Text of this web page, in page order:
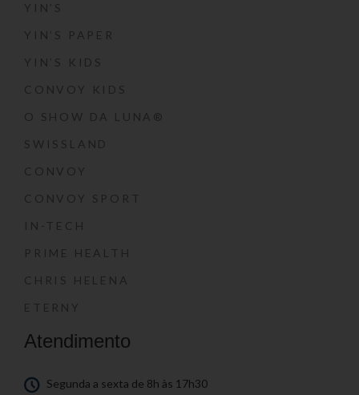
YIN’S
YIN’S PAPER
YIN’S KIDS
CONVOY KIDS
O SHOW DA LUNA®
SWISSLAND
CONVOY
CONVOY SPORT
IN-TECH
PRIME HEALTH
CHRIS HELENA
ETERNY
Atendimento
Segunda a sexta de 8h às 17h30